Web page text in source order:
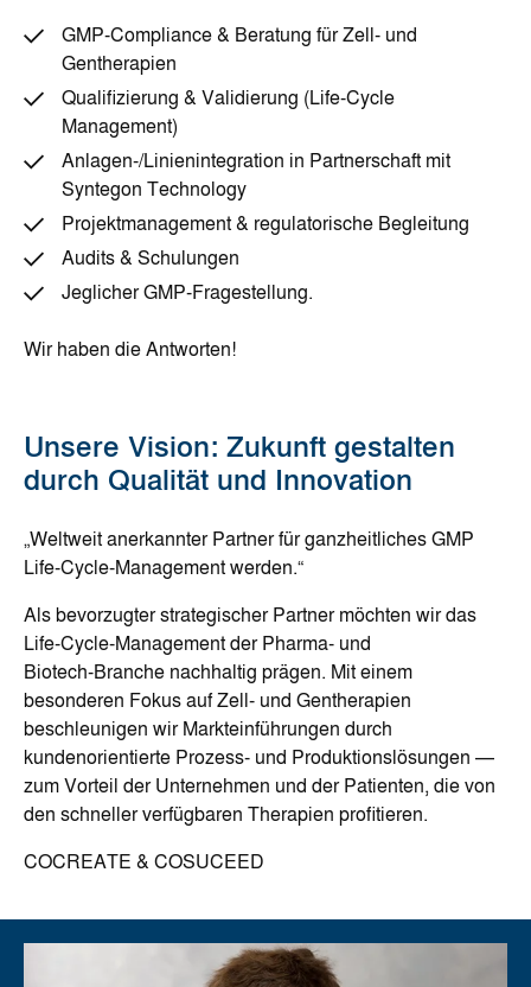
GMP‑Compliance & Beratung für Zell‑ und
Gentherapien
Qualifizierung & Validierung (Life‑Cycle
Management)
Anlagen‑/Linienintegration in Partnerschaft mit
Syntegon Technology
Projektmanagement & regulatorische Begleitung
Audits & Schulungen
Jeglicher GMP-Fragestellung.
Wir haben die Antworten!
Unsere Vision: Zukunft gestalten
durch Qualität und Innovation
„Weltweit anerkannter Partner für ganzheitliches GMP
Life‑Cycle‑Management werden.“
Als bevorzugter strategischer Partner möchten wir das
Life‑Cycle‑Management der Pharma‑ und
Biotech‑Branche nachhaltig prägen. Mit einem
besonderen Fokus auf Zell‑ und Gentherapien
beschleunigen wir Markteinführungen durch
kundenorientierte Prozess‑ und Produktionslösungen —
zum Vorteil der Unternehmen und der Patienten, die von
den schneller verfügbaren Therapien profitieren.
COCREATE & COSUCEED